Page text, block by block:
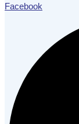
Facebook